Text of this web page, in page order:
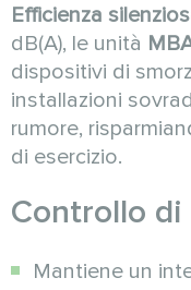
Efficienza
dB(A), le unità
dispositivi di
installazioni
rumore,
di esercizio.
Controllo
Mantiene un